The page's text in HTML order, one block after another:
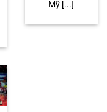
Mỹ [...]